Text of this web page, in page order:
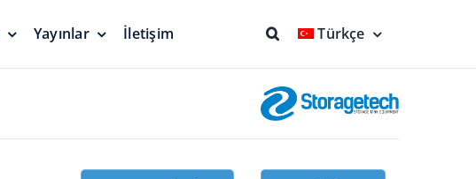
Ekipmanları
Tam Koruma
Yayınlar İletişim Türkçe